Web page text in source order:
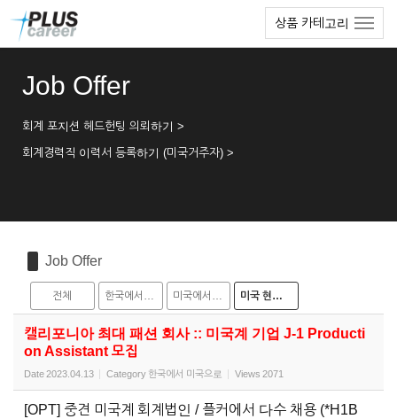
상품 카테고리
Job Offer
회계 포지션 헤드헌팅 의뢰하기 >
회계경력직 이력서 등록하기 (미국거주자) >
Job Offer
전체 한국에서 미국으로 미국에서 한국으로 미국 현지 채용
캘리포니아 최대 패션 회사 :: 미국계 기업 J-1 Producti
on Assistant 모집
Date2023.04.13 Category 한국에서 미국으로 Views 2071
[OPT] 중견 미국계 회계법인 / 플커에서 다수 채용 (*H1B